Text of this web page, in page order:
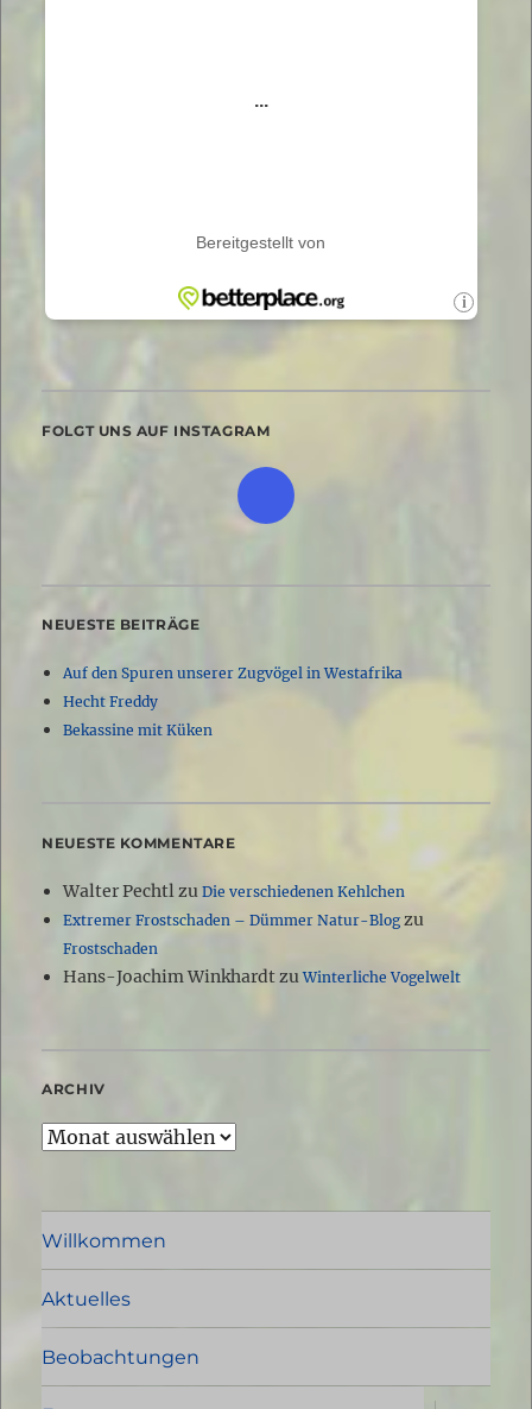
FOLGT UNS AUF INSTAGRAM
NEUESTE BEITRÄGE
Auf den Spuren unserer Zugvögel in Westafrika
Hecht Freddy
Bekassine mit Küken
NEUESTE KOMMENTARE
Walter Pechtlzu Die verschiedenen Kehlchen
Extremer Frostschaden – Dümmer Natur-Blogzu
Frostschaden
Hans-Joachim WinkhardtzuWinterliche Vogelwelt
ARCHIV
Archiv
Willkommen
Aktuelles
Beobachtungen